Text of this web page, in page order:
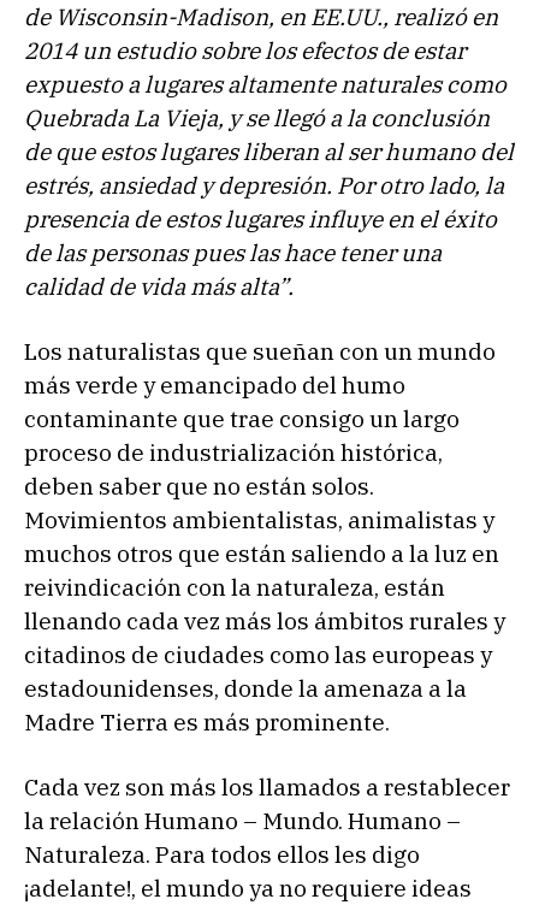
de Wisconsin-Madison, en EE.UU., realizó en
2014 un estudio sobre los efectos de estar
expuesto a lugares altamente naturales como
Quebrada La Vieja, y se llegó a la conclusión
de que estos lugares liberan al ser humano del
estrés, ansiedad y depresión. Por otro lado, la
presencia de estos lugares influye en el éxito
de las personas pues las hace tener una
calidad de vida más alta”.
Los naturalistas que sueñan con un mundo
más verde y emancipado del humo
contaminante que trae consigo un largo
proceso de industrialización histórica,
deben saber que no están solos.
Movimientos ambientalistas, animalistas y
muchos otros que están saliendo a la luz en
reivindicación con la naturaleza, están
llenando cada vez más los ámbitos rurales y
citadinos de ciudades como las europeas y
estadounidenses, donde la amenaza a la
Madre Tierra es más prominente.
Cada vez son más los llamados a restablecer
la relación Humano – Mundo. Humano –
Naturaleza. Para todos ellos les digo
¡adelante!, el mundo ya no requiere ideas